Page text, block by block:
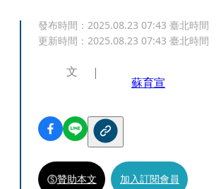
發布時間： 2025.08.23 07:43 臺北時間
更新時間： 2025.08.23 07:43 臺北時間
文
蘇育宣
贊助本文 加入訂閱會員